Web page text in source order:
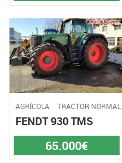
AGRÍCOLA TRACTOR NORMAL
FENDT 930 TMS
65.000€